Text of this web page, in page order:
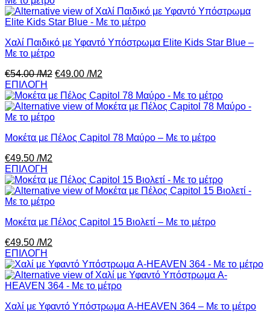
Χαλί Παιδικό με Υφαντό Υπόστρωμα Elite Kids Star Blue –
Με το μέτρο
€54.00/Μ2 €49.00 /Μ2
ΕΠΙΛΟΓΗ
Μοκέτα με Πέλος Capitol 78 Μαύρο – Με το μέτρο
€49.50 /Μ2
ΕΠΙΛΟΓΗ
Μοκέτα με Πέλος Capitol 15 Βιολετί – Με το μέτρο
€49.50 /Μ2
ΕΠΙΛΟΓΗ
Χαλί με Υφαντό Υπόστρωμα A-HEAVEN 364 – Με το μέτρο